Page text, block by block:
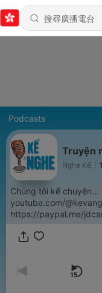
Podcasts
Truyện
Nghe Kể
Chúng tôi kể chuyện...
youtube.com/
https://paypal.me/